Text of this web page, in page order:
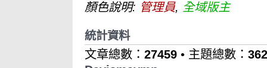
顏色說明: 管理員, 全域版主
統計資料
文章總數： 27459 • 主題總數： 362